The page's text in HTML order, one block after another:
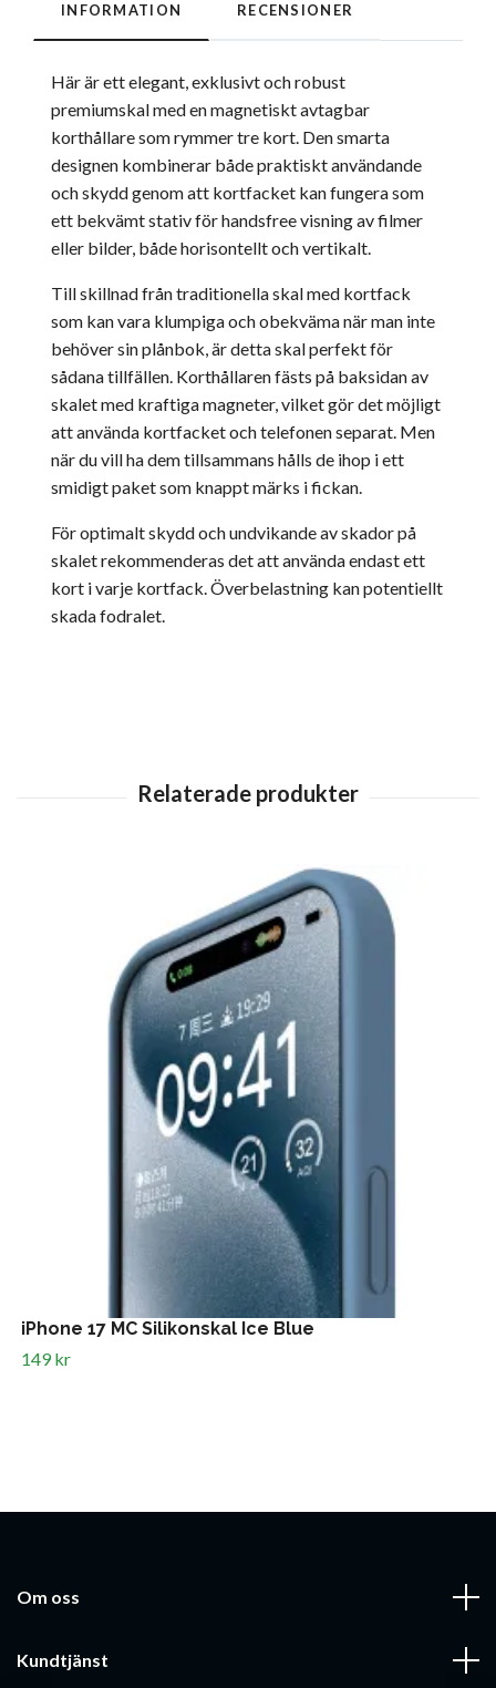
INFORMATION RECENSIONER
Här är ett elegant, exklusivt och robust
premiumskal med en magnetiskt avtagbar
korthållare som rymmer tre kort. Den smarta
designen kombinerar både praktiskt användande
och skydd genom att kortfacket kan fungera som
ett bekvämt stativ för handsfree visning av filmer
eller bilder, både horisontellt och vertikalt.
Till skillnad från traditionella skal med kortfack
som kan vara klumpiga och obekväma när man inte
behöver sin plånbok, är detta skal perfekt för
sådana tillfällen. Korthållaren fästs på baksidan av
skalet med kraftiga magneter, vilket gör det möjligt
att använda kortfacket och telefonen separat. Men
när du vill ha dem tillsammans hålls de ihop i ett
smidigt paket som knappt märks i fickan.
För optimalt skydd och undvikande av skador på
skalet rekommenderas det att använda endast ett
kort i varje kortfack. Överbelastning kan potentiellt
skada fodralet.
iPhone 17 MC Silikonskal Ice Blue
149 kr
Om oss
Kundtjänst